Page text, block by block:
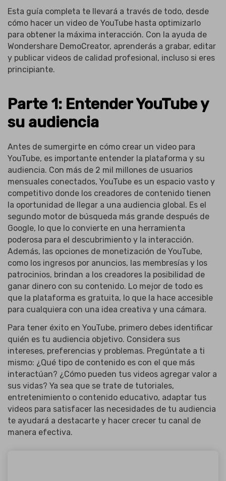
Esta guía completa te llevará a través de todo, desde
cómo hacer un video de YouTube hasta optimizarlo
para obtener la máxima interacción. Con la ayuda de
Wondershare DemoCreator, aprenderás a grabar, editar
y publicar videos de calidad profesional, incluso si eres
principiante.
Parte 1: Entender YouTube y
su audiencia
Antes de sumergirte en cómo crear un video para
YouTube, es importante entender la plataforma y su
audiencia. Con más de 2 mil millones de usuarios
mensuales conectados, YouTube es un espacio vasto y
competitivo donde los creadores de contenido tienen
la oportunidad de llegar a una audiencia global. Es el
segundo motor de búsqueda más grande después de
Google, lo que lo convierte en una herramienta
poderosa para el descubrimiento y la interacción.
Además, las opciones de monetización de YouTube,
como los ingresos por anuncios, las membresías y los
patrocinios, brindan a los creadores la posibilidad de
ganar dinero con su contenido. Lo mejor de todo es
que la plataforma es gratuita, lo que la hace accesible
para cualquiera con una idea creativa y una cámara.
Para tener éxito en YouTube, primero debes identificar
quién es tu audiencia objetivo. Considera sus
intereses, preferencias y problemas. Pregúntate a ti
mismo: ¿Qué tipo de contenido es con el que más
interactúan? ¿Cómo pueden tus videos agregar valor a
sus vidas? Ya sea que se trate de tutoriales,
entretenimiento o contenido educativo, adaptar tus
videos para satisfacer las necesidades de tu audiencia
te ayudará a destacarte y hacer crecer tu canal de
manera efectiva.